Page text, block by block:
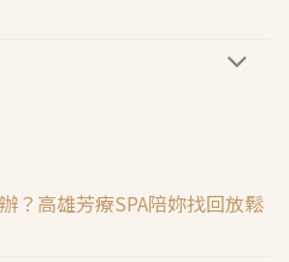
？高雄芳療SPA陪妳找回放鬆